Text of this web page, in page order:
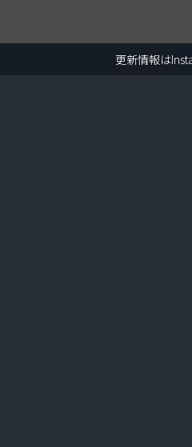
更新情報は